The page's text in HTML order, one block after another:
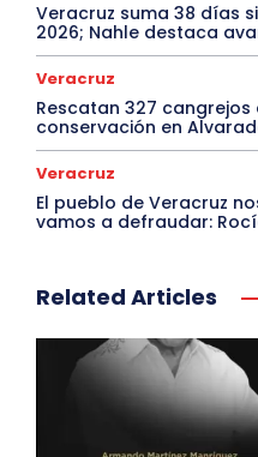
Veracruz suma 38 días
2026; Nahle destaca
Veracruz
Rescatan 327
conservación en
Veracruz
El pueblo de Veracruz
vamos a defraudar:
Related Articles